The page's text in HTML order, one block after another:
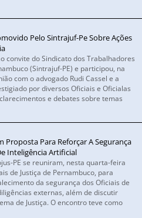
Pelo Sintrajuf-Pe Sobre Ações
convite do Sindicato dos Trabalhadores
(Sintrajuf-PE) e participou, na
com o advogado Rudi Cassel e a
por diversos Oficiais e Oficialas
e debates sobre temas
Proposta Para Reforçar A Segurança
Inteligência Artificial
PE se reuniram, nesta quarta-feira
de Justiça de Pernambuco, para
da segurança dos Oficiais de
externas, além de discutir
de Justiça. O encontro teve como